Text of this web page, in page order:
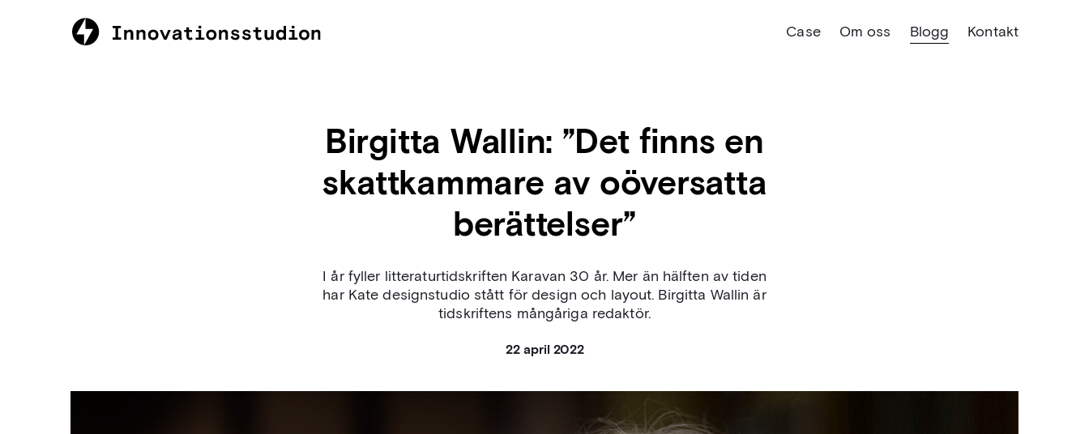
Case Om oss Blogg Kontakt
Birgitta Wallin: ”Det finns en
skattkammare av oöversatta
berättelser”
I år fyller litteraturtidskriften Karavan 30 år. Mer än hälften av tiden
har Kate designstudio stått för design och layout. Birgitta Wallin är
tidskriftens mångåriga redaktör.
22 april 2022